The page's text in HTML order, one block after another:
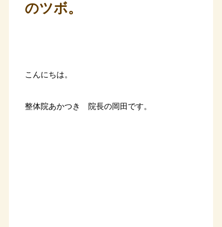
のツボ。
こんにちは。
整体院あかつき 院長の岡田です。